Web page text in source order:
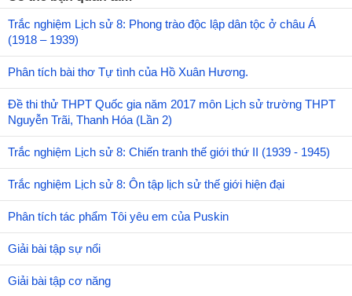
Trắc nghiệm Lịch sử 8: Phong trào độc lập dân tộc ở châu Á
(1918 – 1939)
Phân tích bài thơ Tự tình của Hồ Xuân Hương.
Đề thi thử THPT Quốc gia năm 2017 môn Lịch sử trường THPT
Nguyễn Trãi, Thanh Hóa (Lần 2)
Trắc nghiệm Lịch sử 8: Chiến tranh thế giới thứ II (1939 - 1945)
Trắc nghiệm Lịch sử 8: Ôn tập lịch sử thế giới hiện đại
Phân tích tác phẩm Tôi yêu em của Puskin
Giải bài tập sự nổi
Giải bài tập cơ năng